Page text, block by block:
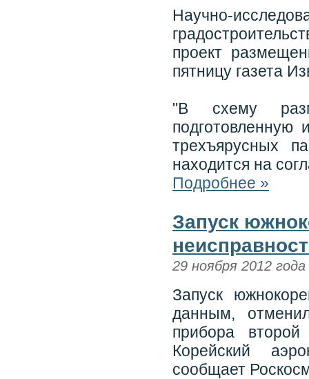
Научно-
проект
пятницу газета
"В схему
подготовленную
трехъярусных
находится на
Подробнее »
Запуск
29 ноября 2012 года
Запуск
данным,
прибора второй
Корейский
сообщает